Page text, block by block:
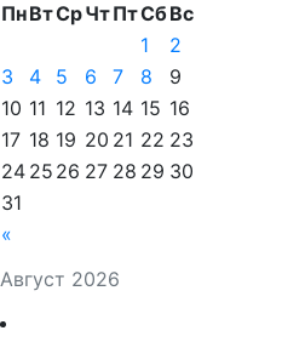
Август 2026
ПнВтСрЧтПтСбВс
«
1
2
3
4 5 6 7 8
9
10 11 12 13 14 15 16
17 18 19 20 21 22 23
24 25 26 27 28 29 30
31